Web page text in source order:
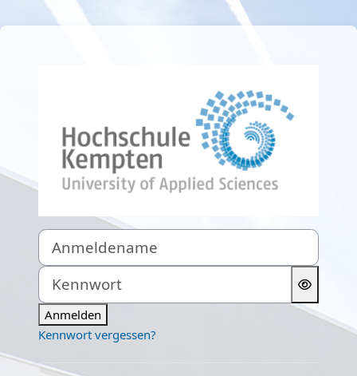
Zum Hauptinhalt
Anmeldename
Kennwort
Anmelden
Kennwort vergessen?